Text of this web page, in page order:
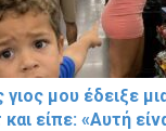
μου έδειξε
είπε: «Αυτή